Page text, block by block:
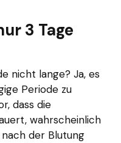
3 Tage
nicht lange? Ja, es
Periode zu
dass die
wahrscheinlich
der Blutung